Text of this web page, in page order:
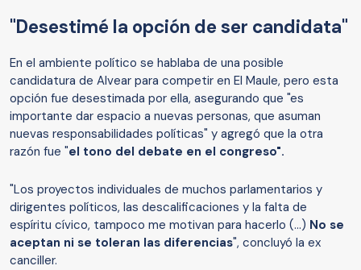
"Desestimé la opción de ser candidata"
En el ambiente político se hablaba de una posible
candidatura de Alvear para competir en El Maule, pero esta
opción fue desestimada por ella, asegurando que "es
importante dar espacio a nuevas personas, que asuman
nuevas responsabilidades políticas" y agregó que la otra
razón fue "el tono del debate en el congreso".
"Los proyectos individuales de muchos parlamentarios y
dirigentes políticos, las descalificaciones y la falta de
espíritu cívico, tampoco me motivan para hacerlo (...) No se
aceptan ni se toleran las diferencias", concluyó la ex
canciller.